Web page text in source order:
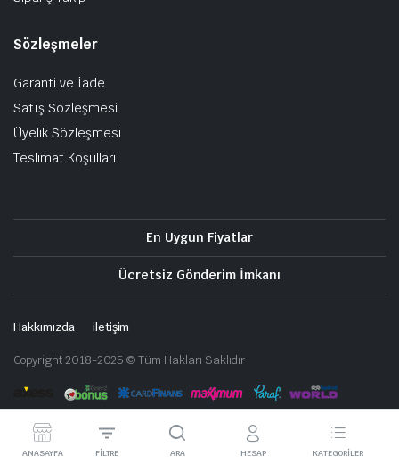
Sözleşmeler
Garanti ve İade
Satış Sözleşmesi
Üyelik Sözleşmesi
Teslimat Koşulları
En Uygun Fiyatlar
Ücretsiz Gönderim İmkanı
Hakkımızda iletişim
Copyright 2018-2025 © Tüm Hakları Saklıdır
ANASAYFA FILTRE ARA HESAP KATEGORILER